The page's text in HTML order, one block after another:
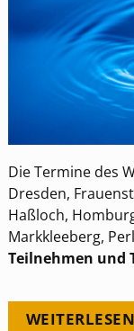
Die Termine des
Dresden,
Haßloch,
Markkleeberg,
Teilnehmen und